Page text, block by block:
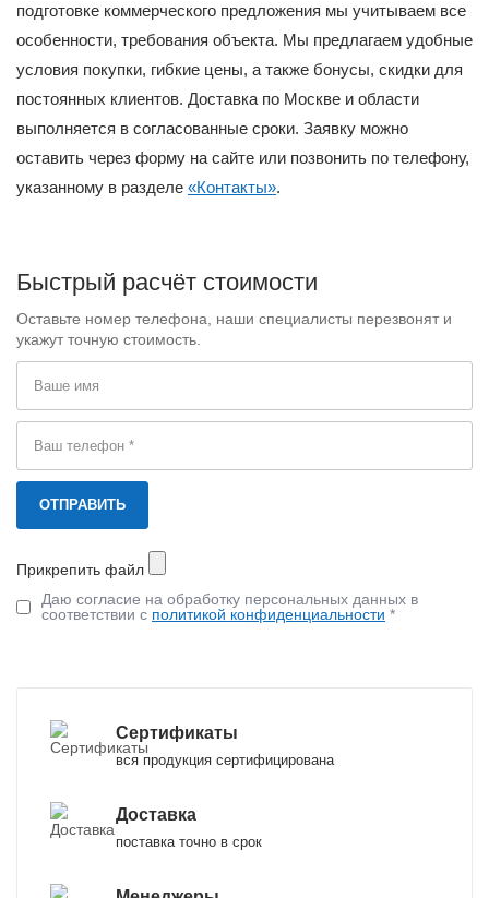
подготовке коммерческого предложения мы учитываем все
особенности, требования объекта. Мы предлагаем удобные
условия покупки, гибкие цены, а также бонусы, скидки для
постоянных клиентов. Доставка по Москве и области
выполняется в согласованные сроки. Заявку можно
оставить через форму на сайте или позвонить по телефону,
указанному в разделе «Контакты».
Быстрый расчёт стоимости
Оставьте номер телефона, наши специалисты перезвонят и
укажут точную стоимость.
Прикрепить файл
Даю согласие на обработку персональных данных в
соответствии с политикой конфиденциальности *
Сертификаты
вся продукция сертифицирована
Доставка
поставка точно в срок